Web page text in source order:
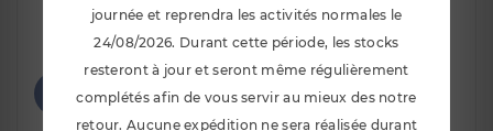
Notify Me When Available
journée et reprendra les activités normales le
24/08/2026. Durant cette période, les stocks
resteront à jour et seront même régulièrement
complétés afin de vous servir au mieux des notre
retour. Aucune expédition ne sera réalisée durant